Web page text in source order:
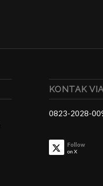
KONTAK
0823-2028-
Follow
on X